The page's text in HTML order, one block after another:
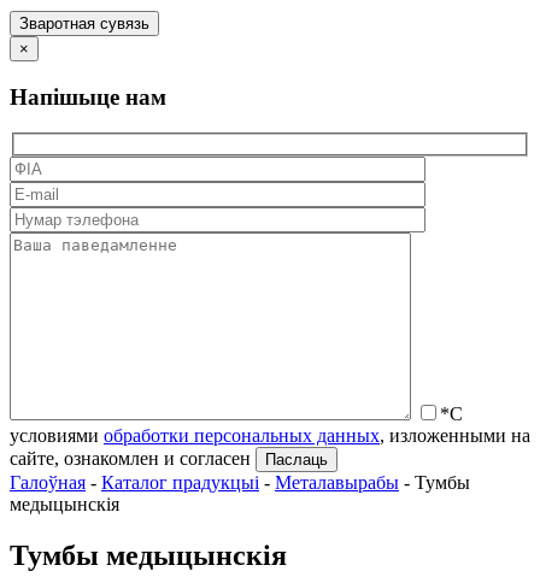
Зваротная сувязь
×
Напішыце нам
*С
условиями обработки персональных данных, изложенными на
сайте, ознакомлен и согласен
Галоўная - Каталог прадукцыі - Металавырабы - Тумбы
медыцынскія
Тумбы медыцынскія